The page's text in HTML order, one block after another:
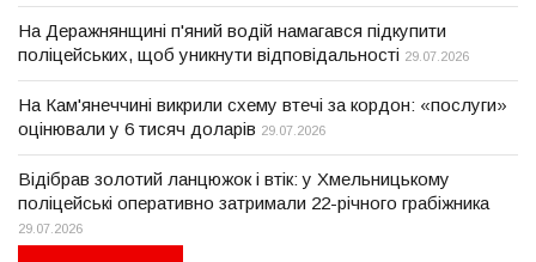
На Деражнянщині п'яний водій намагався підкупити
поліцейських, щоб уникнути відповідальності 29.07.2026
На Кам'янеччині викрили схему втечі за кордон: «послуги»
оцінювали у 6 тисяч доларів 29.07.2026
Відібрав золотий ланцюжок і втік: у Хмельницькому
поліцейські оперативно затримали 22-річного грабіжника
29.07.2026